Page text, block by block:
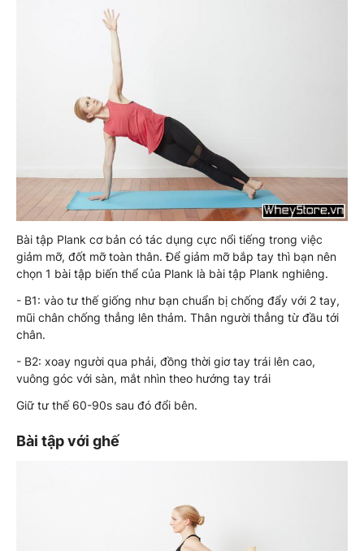
Bài tập Plank cơ bản có tác dụng cực nổi tiếng trong việc
giảm mỡ, đốt mỡ toàn thân. Để giảm mỡ bắp tay thì bạn nên
chọn 1 bài tập biến thể của Plank là bài tập Plank nghiêng.
- B1: vào tư thế giống như bạn chuẩn bị chống đẩy với 2 tay,
mũi chân chống thẳng lên thảm. Thân người thẳng từ đầu tới
chân.
- B2: xoay người qua phải, đồng thời giơ tay trái lên cao,
vuông góc với sàn, mắt nhìn theo hướng tay trái
Giữ tư thế 60-90s sau đó đổi bên.
Bài tập với ghế